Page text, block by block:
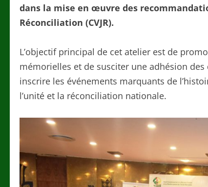
dans la mise en œuvre des
Réconciliation (CVJR).
L’objectif principal de cet atelier est de
mémorielles et de susciter une adhésion
inscrire les événements marquants de
l’unité et la réconciliation nationale.